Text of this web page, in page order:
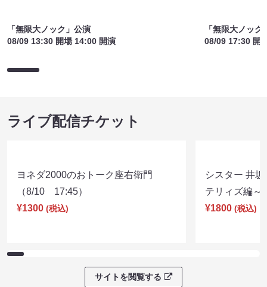
「無限大ノック」公演
08/09 13:30 開場 14:00 開演
「無限大ノック
08/09 17:30 開
ライブ配信チケット
ヨネダ2000のおトーク座右衛門
（8/10 17:45）
¥1300 (税込)
シスター 井
テリィズ編
¥1800 (税込)
サイトを閲覧する